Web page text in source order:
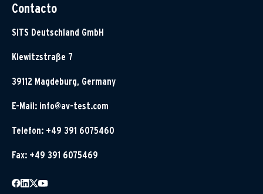
Contacto
SITS Deutschland GmbH
Klewitzstraße 7
39112 Magdeburg, Germany
E-Mail: info@av-test.com
Telefon: +49 391 6075460
Fax: +49 391 6075469